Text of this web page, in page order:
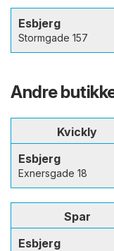
Esbjerg
Stormgade 157
Andre
Kvickly
Esbjerg
Exnersgade 18
Spar
Esbjerg